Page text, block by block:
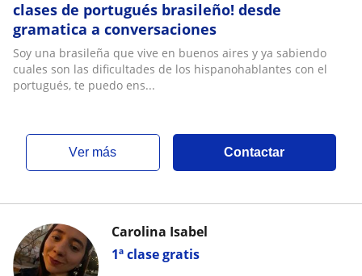
clases de portugués brasileño! desde
gramatica a conversaciones
Soy una brasileña que vive en buenos aires y ya sabiendo
cuales son las dificultades de los hispanohablantes con el
portugués, te puedo ens...
ver más Contactar
1ª clase gratis
Carolina Isabel